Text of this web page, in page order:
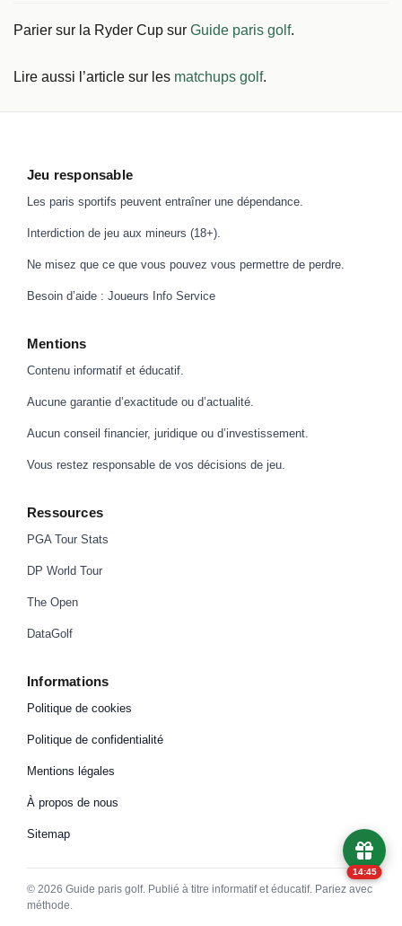
Parier sur la Ryder Cup sur Guide paris golf.
Lire aussi l’article sur les matchups golf.
14:45
Jeu responsable
Les paris sportifs peuvent entraîner une dépendance.
Interdiction de jeu aux mineurs (18+).
Ne misez que ce que vous pouvez vous permettre de perdre.
Besoin d’aide : Joueurs Info Service
Mentions
Contenu informatif et éducatif.
Aucune garantie d’exactitude ou d’actualité.
Aucun conseil financier, juridique ou d’investissement.
Vous restez responsable de vos décisions de jeu.
Ressources
PGA Tour Stats
DP World Tour
The Open
DataGolf
Informations
Politique de cookies
Politique de confidentialité
Mentions légales
À propos de nous
Sitemap
© 2026 Guide paris golf. Publié à titre informatif et éducatif. Pariez avec
méthode.